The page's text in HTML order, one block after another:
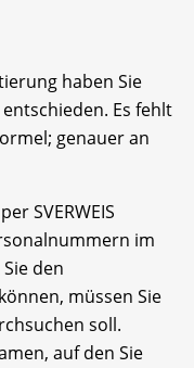
haben Sie
Es fehlt
genauer an
SVERWEIS
im
den
müssen Sie
soll.
auf den Sie